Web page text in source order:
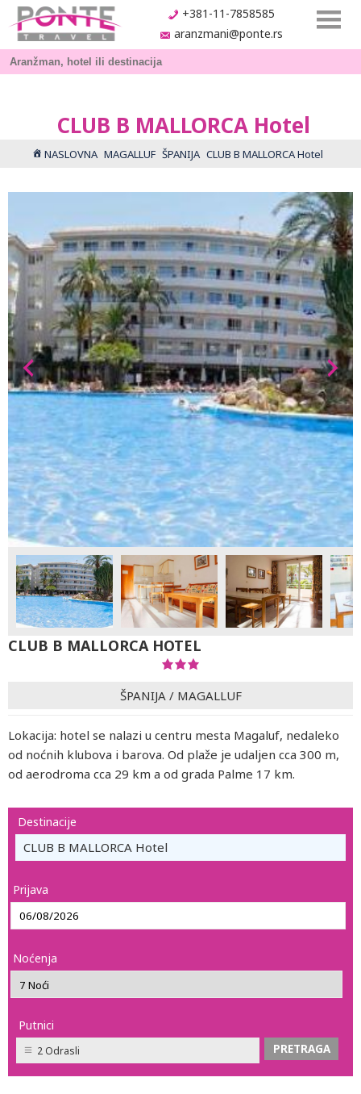
+381-11-7858585
aranzmani@ponte.rs
CLUB B MALLORCA Hotel
NASLOVNA MAGALLUF ŠPANIJA CLUB B MALLORCA Hotel
CLUB B MALLORCA HOTEL
ŠPANIJA / MAGALLUF
Lokacija: hotel se nalazi u centru mesta Magaluf, nedaleko
od noćnih klubova i barova. Od plaže je udaljen cca 300 m,
od aerodroma cca 29 km a od grada Palme 17 km.
Destinacije
CLUB B MALLORCA Hotel
Prijava
Noćenja
Putnici
2 Odrasli